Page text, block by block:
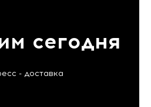
сегодня
- доставка